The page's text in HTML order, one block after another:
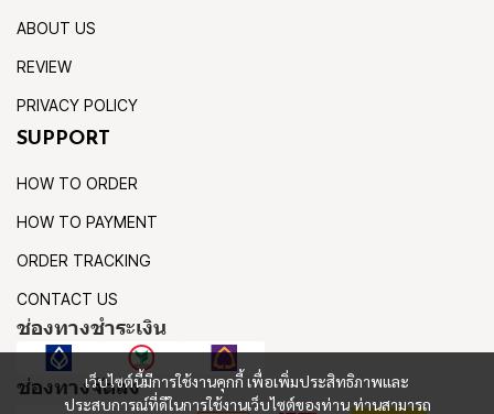
เว็บไซต์นี้มีการใช้งานคุกกี้ เพื่อเพิ่มประสิทธิภาพและ
ประสบการณ์ที่ดีในการใช้งานเว็บไซต์ของท่าน ท่านสามารถ
ABOUT US
REVIEW
PRIVACY POLICY
SUPPORT
HOW TO ORDER
HOW TO PAYMENT
ORDER TRACKING
CONTACT US
ช่องทางชำระเงิน
ช่องทางจัดส่ง